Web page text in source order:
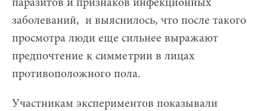
паразитов и признаков инфекционных
заболеваний, и выяснилось, что после такого
просмотра люди еще сильнее выражают
предпочтение к симметрии в лицах
противоположного пола.
Участникам экспериментов показывали